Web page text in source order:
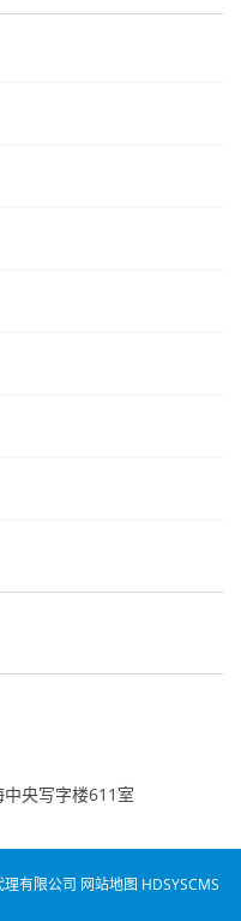
央写字楼611室
有限公司 网站地图 HDSYSCMS